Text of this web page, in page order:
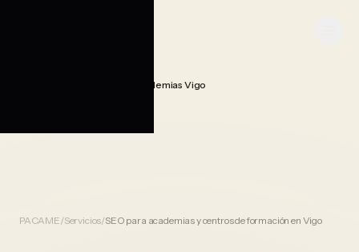
Seo Posicionamiento Academias Vigo
PACAME/Servicios/SEO para academias y centros de formación en Vigo